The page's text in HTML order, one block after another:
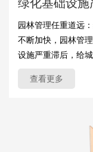
绿化基础设施
园林管理任重道远
不断加快，园林管
设施严重滞后，给
查看更多